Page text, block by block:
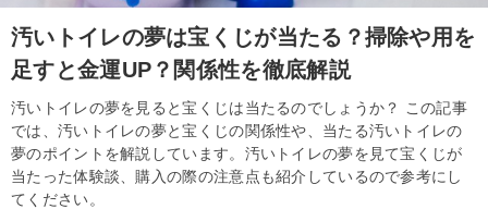
汚いトイレの夢は宝くじが当たる？掃除や用を
足すと金運UP？関係性を徹底解説
汚いトイレの夢を見ると宝くじは当たるのでしょうか？ この記事
では、汚いトイレの夢と宝くじの関係性や、当たる汚いトイレの
夢のポイントを解説しています。汚いトイレの夢を見て宝くじが
当たった体験談、購入の際の注意点も紹介しているので参考にし
てください。